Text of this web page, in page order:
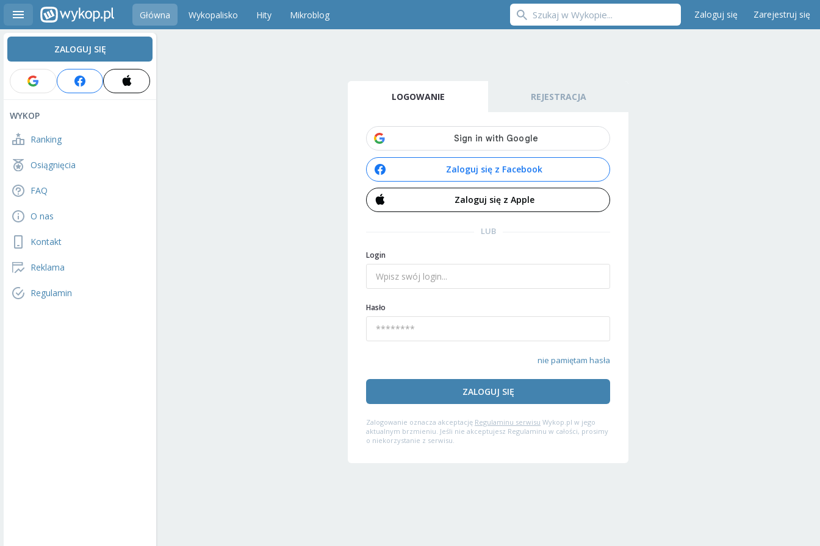
Główna Wykopalisko Hity Mikroblog Zaloguj się Zarejestruj się
ZALOGUJ SIĘ
WYKOP
Ranking
Osiągnięcia
FAQ
O nas
Kontakt
Reklama
Regulamin
LOGOWANIE REJESTRACJA
Zaloguj się z Facebook
Zaloguj się z Apple
LUB
Login
Hasło
nie pamiętam hasła
ZALOGUJ SIĘ
Zalogowanie oznacza akceptację Regulaminu serwisu Wykop.pl w jego
aktualnym brzmieniu. Jeśli nie akceptujesz Regulaminu w całości, prosimy
o niekorzystanie z serwisu.